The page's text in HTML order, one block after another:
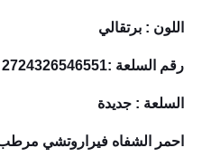
اللون : برتقالي
رقم السلعة :2724326546551
السلعة : جديدة